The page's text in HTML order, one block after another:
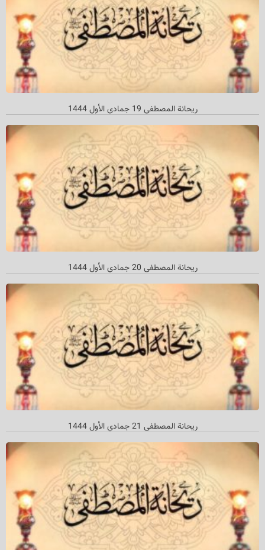
ريحانة المصطفى 19 جمادي الأول 1444
ريحانة المصطفى 20 جمادي الأول 1444
ریحانة المصطفی 21 جمادي الأول 1444